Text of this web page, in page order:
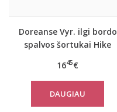
Doreanse Vyr. ilgi bordo
spalvos šortukai Hike
1645€
DAUGIAU